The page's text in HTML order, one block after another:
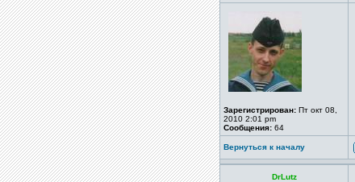
Зарегистрирован: Пт окт 08,
2010 2:01 pm
Сообщения: 64
Вернуться к началу
DrLutz